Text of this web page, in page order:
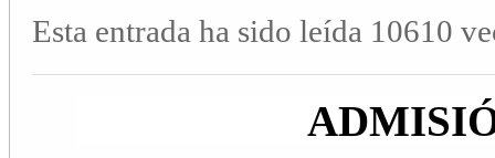
Esta entrada ha sido leída 10610